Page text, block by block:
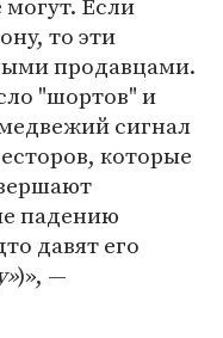
то эти
продавцами.
"шортов" и
сигнал
которые
падению
давят его
)», —